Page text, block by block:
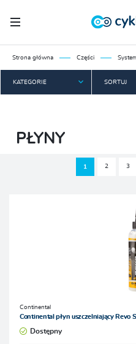
Strona główna Części
KATEGORIE SORTUJ
PŁYNY
1 2 3
Continental
Continental płyn uszczelniający Revo
Dostępny